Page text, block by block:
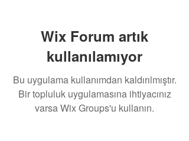
Wix Forum artık
kullanılamıyor
Bu uygulama kullanımdan kaldırılmıştır.
Bir topluluk uygulamasına ihtiyacınız
varsa Wix Groups'u kullanın.